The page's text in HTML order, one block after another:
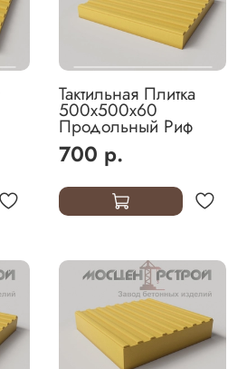
Тактильная Плитка
500х500х60
Продольный Риф
700 р.